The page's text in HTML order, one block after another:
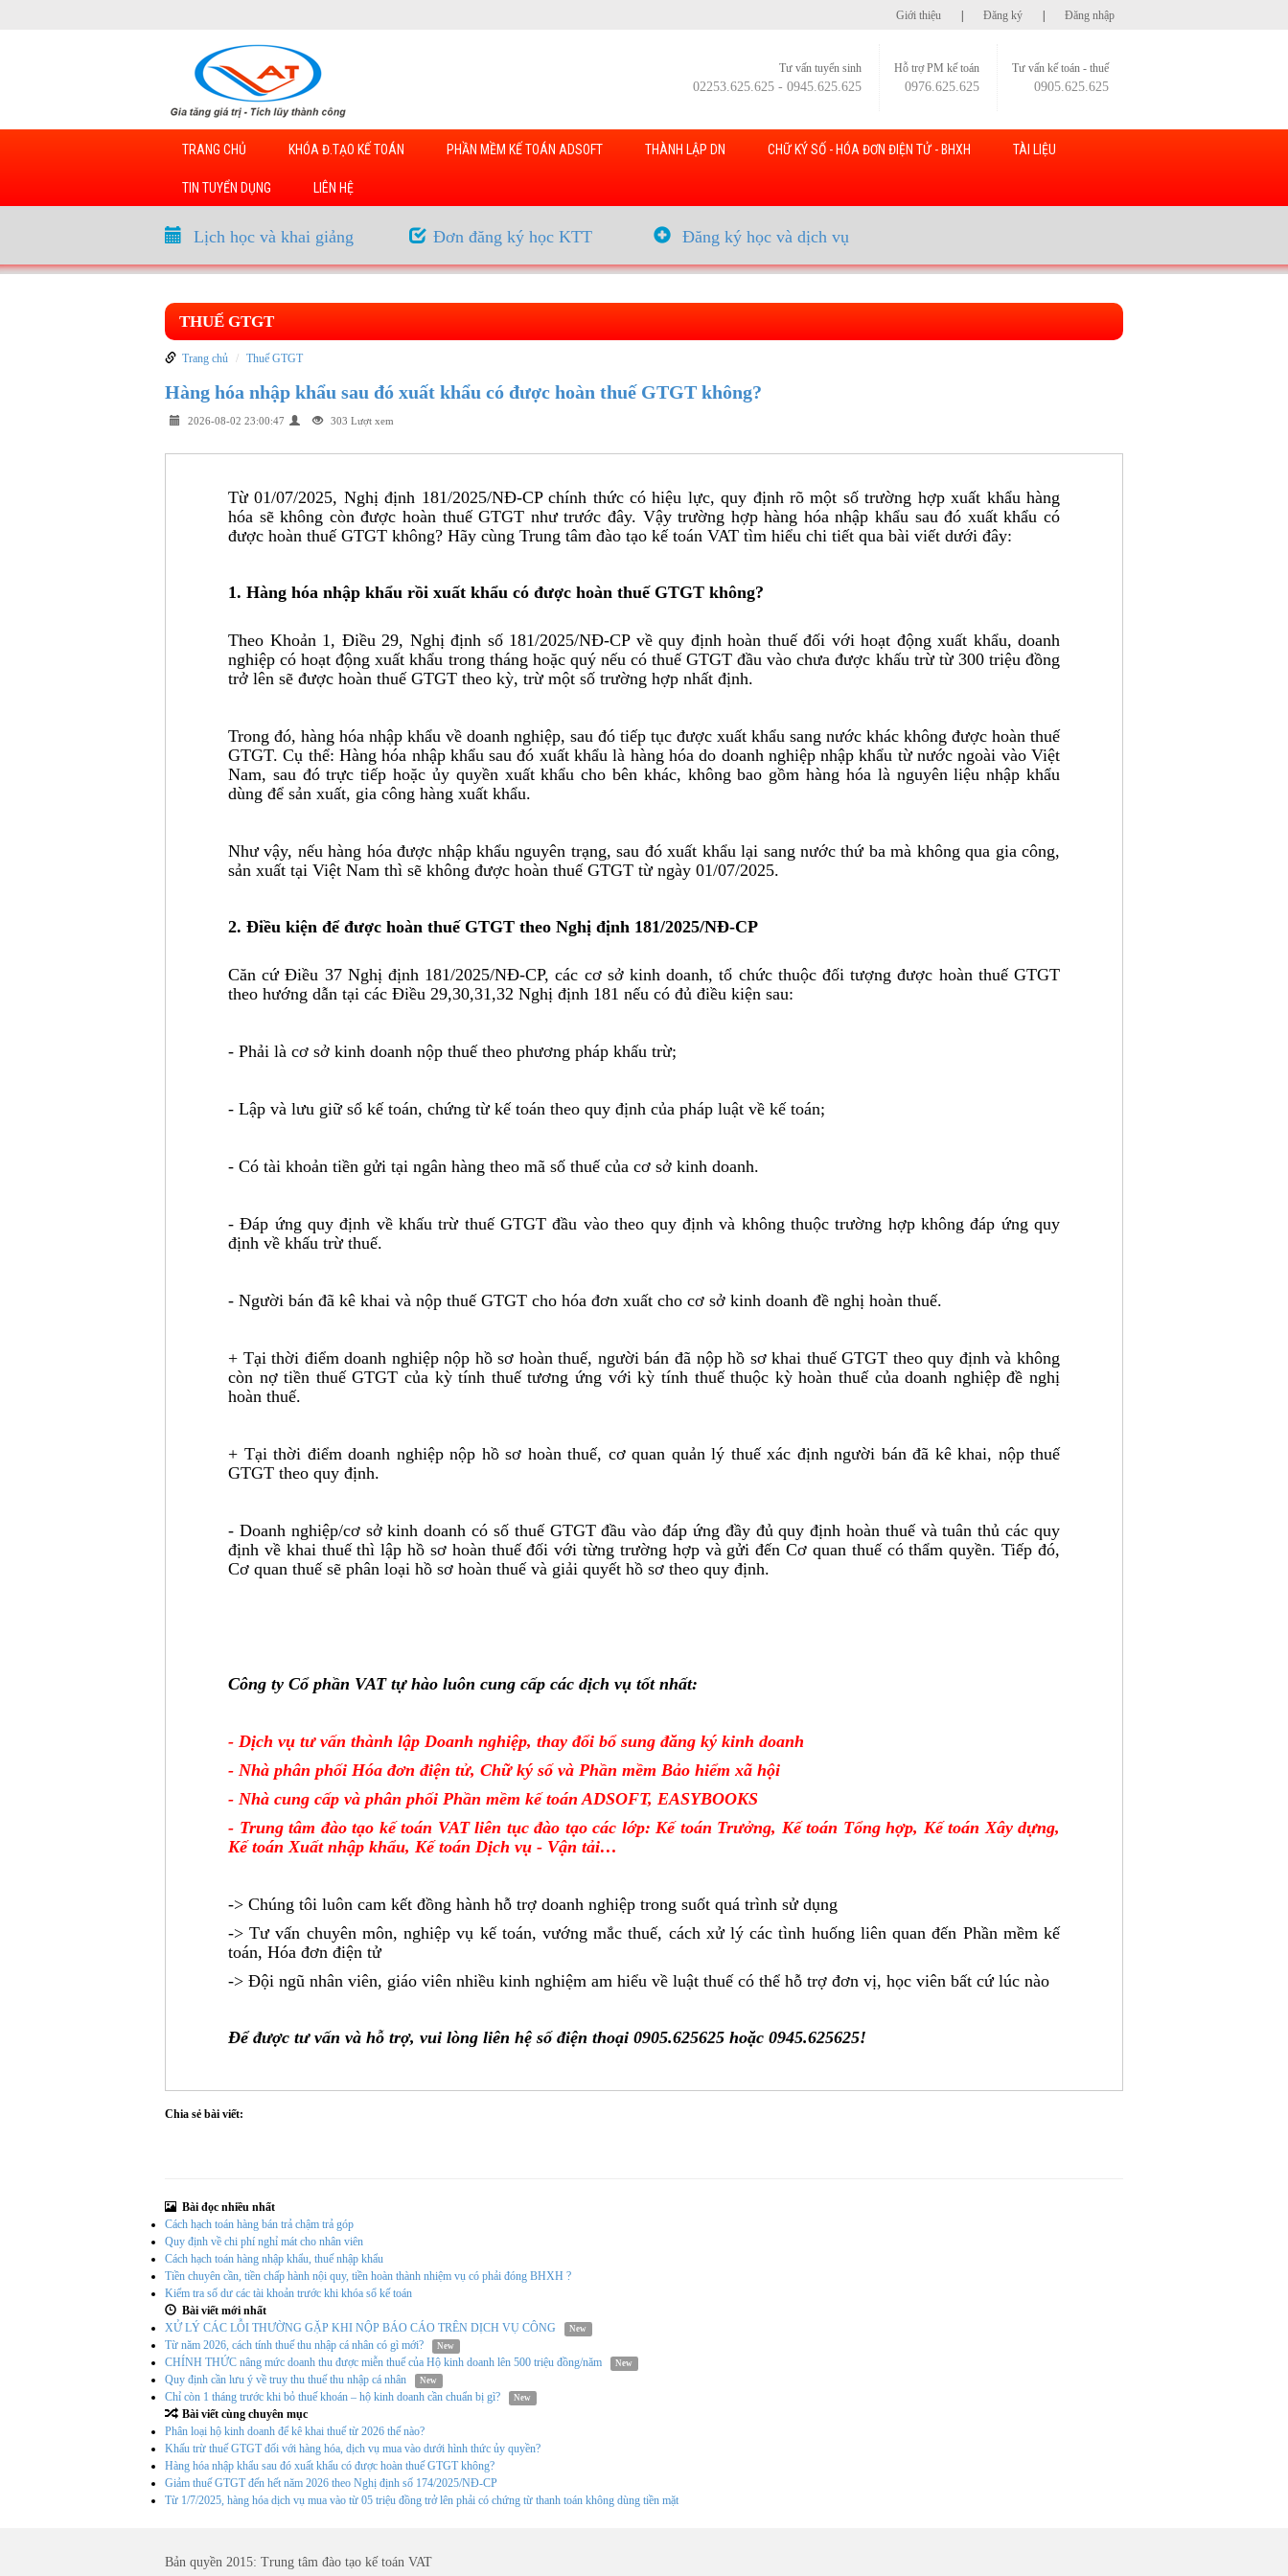
Giới thiệu Đăng ký Đăng nhập
Tư vấn tuyển sinh
02253.625.625 - 0945.625.625
Hỗ trợ PM kế toán
0976.625.625
Tư vấn kế toán - thuế
0905.625.625
TRANG CHỦ KHÓA Đ.TẠO KẾ TOÁN PHẦN MỀM KẾ TOÁN ADSOFT THÀNH LẬP DN CHỮ KÝ SỐ - HÓA ĐƠN ĐIỆN TỬ - BHXH TÀI LIỆU
TIN TUYỂN DỤNG LIÊN HỆ
Lịch học và khai giảng Đơn đăng ký học KTT Đăng ký học và dịch vụ
THUẾ GTGT
Trang chủ Thuế GTGT
Hàng hóa nhập khẩu sau đó xuất khẩu có được hoàn thuế GTGT không?
2026-08-02 23:00:47 303 Lượt xem
Từ 01/07/2025, Nghị định 181/2025/NĐ-CP chính thức có hiệu lực, quy định rõ một số trường hợp xuất khẩu hàng
hóa sẽ không còn được hoàn thuế GTGT như trước đây. Vậy trường hợp hàng hóa nhập khẩu sau đó xuất khẩu có
được hoàn thuế GTGT không? Hãy cùng Trung tâm đào tạo kế toán VAT tìm hiểu chi tiết qua bài viết dưới đây:
1. Hàng hóa nhập khẩu rồi xuất khẩu có được hoàn thuế GTGT không?
Theo Khoản 1, Điều 29, Nghị định số 181/2025/NĐ-CP về quy định hoàn thuế đối với hoạt động xuất khẩu, doanh
nghiệp có hoạt động xuất khẩu trong tháng hoặc quý nếu có thuế GTGT đầu vào chưa được khấu trừ từ 300 triệu đồng
trở lên sẽ được hoàn thuế GTGT theo kỳ, trừ một số trường hợp nhất định.
Trong đó, hàng hóa nhập khẩu về doanh nghiệp, sau đó tiếp tục được xuất khẩu sang nước khác không được hoàn thuế
GTGT. Cụ thể: Hàng hóa nhập khẩu sau đó xuất khẩu là hàng hóa do doanh nghiệp nhập khẩu từ nước ngoài vào Việt
Nam, sau đó trực tiếp hoặc ủy quyền xuất khẩu cho bên khác, không bao gồm hàng hóa là nguyên liệu nhập khẩu
dùng để sản xuất, gia công hàng xuất khẩu.
Như vậy, nếu hàng hóa được nhập khẩu nguyên trạng, sau đó xuất khẩu lại sang nước thứ ba mà không qua gia công,
sản xuất tại Việt Nam thì sẽ không được hoàn thuế GTGT từ ngày 01/07/2025.
2. Điều kiện để được hoàn thuế GTGT theo Nghị định 181/2025/NĐ-CP
Căn cứ Điều 37 Nghị định 181/2025/NĐ-CP, các cơ sở kinh doanh, tổ chức thuộc đối tượng được hoàn thuế GTGT
theo hướng dẫn tại các Điều 29,30,31,32 Nghị định 181 nếu có đủ điều kiện sau:
- Phải là cơ sở kinh doanh nộp thuế theo phương pháp khấu trừ;
- Lập và lưu giữ sổ kế toán, chứng từ kế toán theo quy định của pháp luật về kế toán;
- Có tài khoản tiền gửi tại ngân hàng theo mã số thuế của cơ sở kinh doanh.
- Đáp ứng quy định về khấu trừ thuế GTGT đầu vào theo quy định và không thuộc trường hợp không đáp ứng quy
định về khấu trừ thuế.
- Người bán đã kê khai và nộp thuế GTGT cho hóa đơn xuất cho cơ sở kinh doanh đề nghị hoàn thuế.
+ Tại thời điểm doanh nghiệp nộp hồ sơ hoàn thuế, người bán đã nộp hồ sơ khai thuế GTGT theo quy định và không
còn nợ tiền thuế GTGT của kỳ tính thuế tương ứng với kỳ tính thuế thuộc kỳ hoàn thuế của doanh nghiệp đề nghị
hoàn thuế.
+ Tại thời điểm doanh nghiệp nộp hồ sơ hoàn thuế, cơ quan quản lý thuế xác định người bán đã kê khai, nộp thuế
GTGT theo quy định.
- Doanh nghiệp/cơ sở kinh doanh có số thuế GTGT đầu vào đáp ứng đầy đủ quy định hoàn thuế và tuân thủ các quy
định về khai thuế thì lập hồ sơ hoàn thuế đối với từng trường hợp và gửi đến Cơ quan thuế có thẩm quyền. Tiếp đó,
Cơ quan thuế sẽ phân loại hồ sơ hoàn thuế và giải quyết hồ sơ theo quy định.
Công ty Cổ phần VAT tự hào luôn cung cấp các dịch vụ tốt nhất:
- Dịch vụ tư vấn thành lập Doanh nghiệp, thay đổi bổ sung đăng ký kinh doanh
- Nhà phân phối Hóa đơn điện tử, Chữ ký số và Phần mềm Bảo hiểm xã hội
- Nhà cung cấp và phân phối Phần mềm kế toán ADSOFT, EASYBOOKS
- Trung tâm đào tạo kế toán VAT liên tục đào tạo các lớp: Kế toán Trưởng, Kế toán Tổng hợp, Kế toán Xây dựng,
Kế toán Xuất nhập khẩu, Kế toán Dịch vụ - Vận tải…
-> Chúng tôi luôn cam kết đồng hành hỗ trợ doanh nghiệp trong suốt quá trình sử dụng
-> Tư vấn chuyên môn, nghiệp vụ kế toán, vướng mắc thuế, cách xử lý các tình huống liên quan đến Phần mềm kế
toán, Hóa đơn điện tử
-> Đội ngũ nhân viên, giáo viên nhiều kinh nghiệm am hiểu về luật thuế có thể hỗ trợ đơn vị, học viên bất cứ lúc nào
Để được tư vấn và hỗ trợ, vui lòng liên hệ số điện thoại 0905.625625 hoặc 0945.625625!
Chia sẻ bài viết:
Bài đọc nhiều nhất
Cách hạch toán hàng bán trả chậm trả góp
Quy định về chi phí nghỉ mát cho nhân viên
Cách hạch toán hàng nhập khẩu, thuế nhập khẩu
Tiền chuyên cần, tiền chấp hành nội quy, tiền hoàn thành nhiệm vụ có phải đóng BHXH ?
Kiểm tra số dư các tài khoản trước khi khóa sổ kế toán
Bài viết mới nhất
XỬ LÝ CÁC LỖI THƯỜNG GẶP KHI NỘP BÁO CÁO TRÊN DỊCH VỤ CÔNG
New
Từ năm 2026, cách tính thuế thu nhập cá nhân có gì mới? New
CHÍNH THỨC nâng mức doanh thu được miễn thuế của Hộ kinh doanh lên 500 triệu đồng/năm New
Quy định cần lưu ý về truy thu thuế thu nhập cá nhân New
Chỉ còn 1 tháng trước khi bỏ thuế khoán – hộ kinh doanh cần chuẩn bị gì? New
Bài viết cùng chuyên mục
Phân loại hộ kinh doanh để kê khai thuế từ 2026 thế nào?
Khấu trừ thuế GTGT đối với hàng hóa, dịch vụ mua vào dưới hình thức ủy quyền?
Hàng hóa nhập khẩu sau đó xuất khẩu có được hoàn thuế GTGT không?
Giảm thuế GTGT đến hết năm 2026 theo Nghị định số 174/2025/NĐ-CP
Từ 1/7/2025, hàng hóa dịch vụ mua vào từ 05 triệu đồng trở lên phải có chứng từ thanh toán không dùng tiền mặt
Bản quyền 2015: Trung tâm đào tạo kế toán VAT